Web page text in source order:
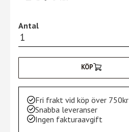
Antal
KÖP
Fri frakt vid köp över 750kr
Snabba leveranser
Ingen fakturaavgift